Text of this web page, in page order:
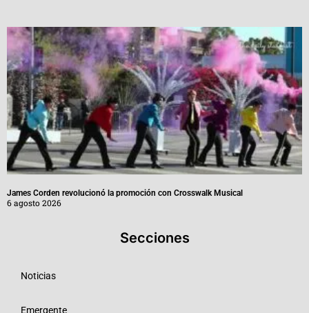
James Corden revolucionó la promoción con Crosswalk Musical
6 agosto 2026
Secciones
Noticias
Emergente